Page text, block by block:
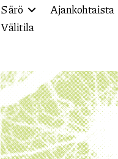
Särö Ajankohtaista
Välitila